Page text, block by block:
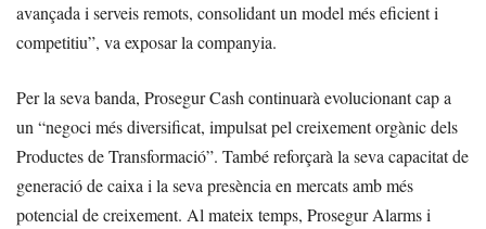
avançada i serveis remots, consolidant un model més eficient i
competitiu”, va exposar la companyia.
Per la seva banda, Prosegur Cash continuarà evolucionant cap a
un “negoci més diversificat, impulsat pel creixement orgànic dels
Productes de Transformació”. També reforçarà la seva capacitat de
generació de caixa i la seva presència en mercats amb més
potencial de creixement. Al mateix temps, Prosegur Alarms i